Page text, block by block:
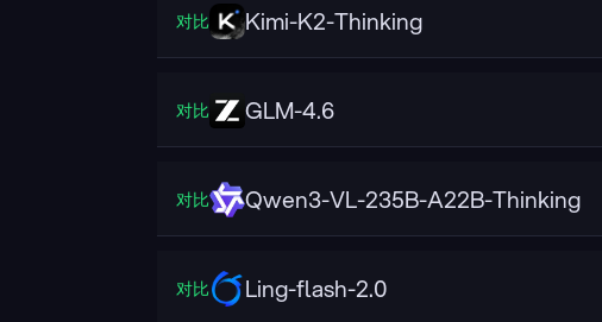
对比 Kimi-K2-Thinking
对比 GLM-4.6
对比 Qwen3-VL-235B-A22B-Thinking
对比 Ling-flash-2.0